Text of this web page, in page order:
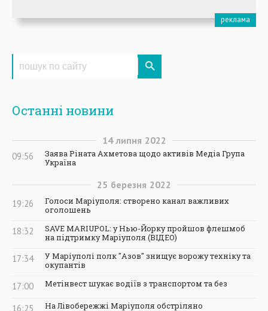
Останні новини
14 липня 2022
09:56
Заява Ріната Ахметова щодо активів Медіа Група
Україна
25 березня 2022
19:26
Голоси Маріуполя: створено канал важливих
оголошень
18:32
SAVE MARIUPOL: у Нью-Йорку пройшов флешмоб
на підтримку Маріуполя (ВІДЕО)
17:34
У Маріуполі полк "Азов" знищує ворожу техніку та
окупантів
17:00 Метінвест шукає водіїв з транспортом та без
16:25
На Лівобережжі Маріуполя обстріляно